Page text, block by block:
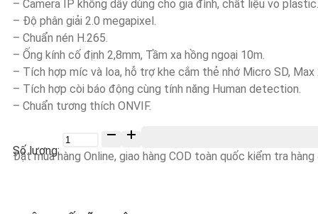
– Camera IP không dây dùng cho gia đình, chất liệu vỏ plastic.
– Độ phân giải 2.0 megapixel.
– Chuẩn nén H.265.
– Ống kính cố định 2,8mm, Tầm xa hồng ngoại 10m.
– Tích hợp míc và loa, hỗ trợ khe cắm thẻ nhớ Micro SD, Max
– Tích hợp còi báo động cùng tính năng Human detection.
– Chuẩn tương thích ONVIF.
Số
lượng
Đặt mua hàng Online, giao hàng COD toàn quốc kiểm tra